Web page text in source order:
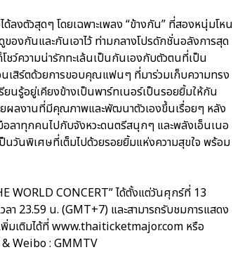
ด้ลงตัวสุดๆ โดยเฉพาะเพลง “ข้างกัน” ที่สองหนุ่มโหน
งกันและกันเอาไว้ ท่ามกลางโปรดักชั่นอลังการสุด
ชว์ความน่ารักทะเล้นเป็นกันเองกับตัวตนที่เป็น
เสิร์ตด้วยการขอบคุณแฟนๆ ที่มาร่วมเก็บความทรง
รู้อยู่เคียงข้างเป็นพาร์ทเนอร์เป็นรอยยิ้มให้กัน
ผลงานที่มีคุณภาพและพัฒนาตัวเองขึ้นเรื่อยๆ หลัง
อลาทุกคนไปกับจังหวะดนตรีสนุกๆ และพลังเอ็นเนอ
วันพิเศษที่เต็มไปด้วยรอยยิ้มแห่งความสุขใจ พร้อม
WORLD CONCERT” ได้ตั้งแต่วันศุกร์ที่ 13
า 23.59 น. (GMT+7) และสามารถรับชมการแสดง
พิ่มเติมได้ที่ www.thaiticketmajor.com หรือ
Weibo : GMMTV